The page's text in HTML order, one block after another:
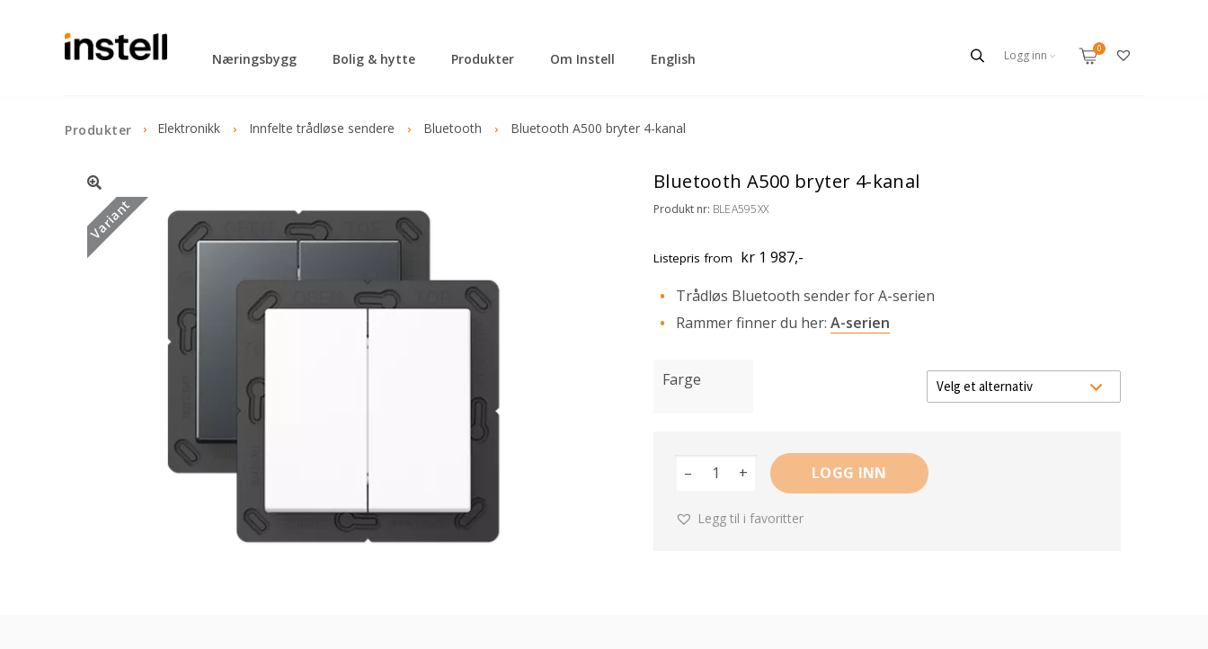
Logg inn
Næringsbygg Bolig & hytte Produkter Om Instell English
Produkter Elektronikk Innfelte trådløse sendere Bluetooth Bluetooth A500 bryter 4-kanal
Variant
Bluetooth A500 bryter 4-kanal
Produkt nr: BLEA595XX
Listepris from
kr 1 987,-
Trådløs Bluetooth sender for A-serien
Rammer finner du her: A-serien
Farge
– + LOGG INN
Legg til i favoritter